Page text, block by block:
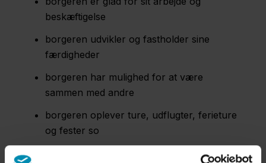
beskæftigelse
borgeren udvikler og fastholder sine
færdigheder
borgeren har mulighed for at være
sammen med andre
borgeren oplever ture, udflugter, ferieture
og fester so